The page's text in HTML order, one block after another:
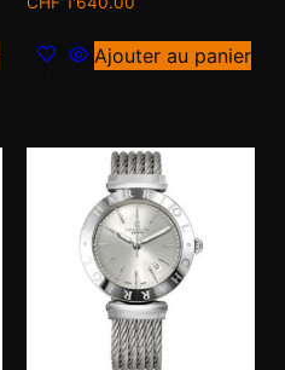
Ajouter au panier